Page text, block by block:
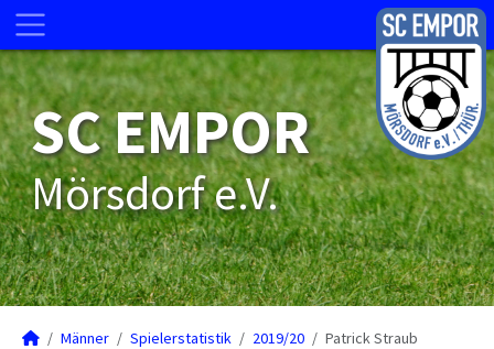
SC EMPOR
Mörsdorf e.V.
Männer Spielerstatistik 2019/20 Patrick Straub